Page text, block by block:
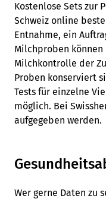
Kostenlose Sets zur
Schweiz online
Entnahme, ein
Milchproben
Milchkontrolle der
Proben konserviert
Tests für einzelne
möglich. Bei
aufgegeben werden.
Wer gerne Daten zu